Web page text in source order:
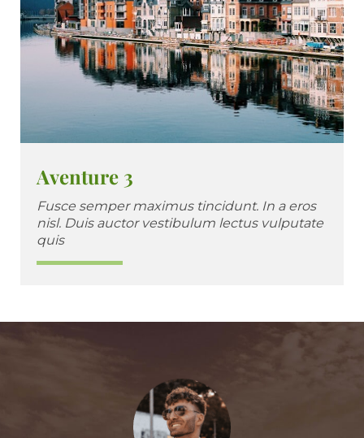
Aventure 3
Fusce semper maximus tincidunt. In a eros
nisl. Duis auctor vestibulum lectus vulputate
quis